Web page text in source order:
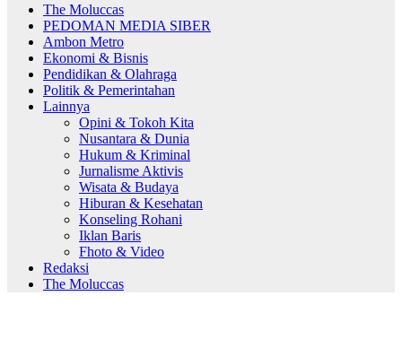
The Moluccas
PEDOMAN MEDIA SIBER
Ambon Metro
Ekonomi & Bisnis
Pendidikan & Olahraga
Politik & Pemerintahan
Lainnya
Opini & Tokoh Kita
Nusantara & Dunia
Hukum & Kriminal
Jurnalisme Aktivis
Wisata & Budaya
Hiburan & Kesehatan
Konseling Rohani
Iklan Baris
Fhoto & Video
Redaksi
The Moluccas